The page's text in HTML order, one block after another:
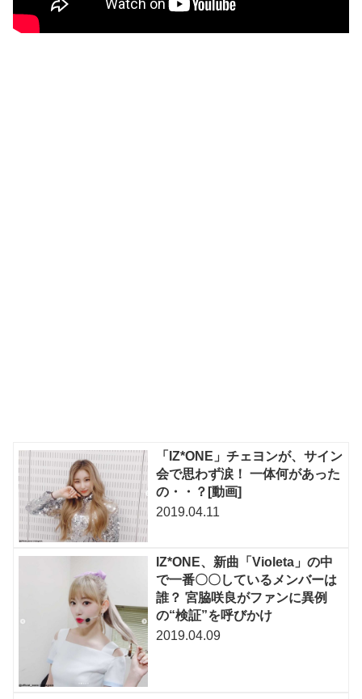
「IZ*ONE」チェヨンが、サイン
会で思わず涙！ 一体何があった
の・・？[動画]
2019.04.11
IZ*ONE、新曲「Violeta」の中
で一番〇〇しているメンバーは
誰？ 宮脇咲良がファンに異例
の“検証”を呼びかけ
2019.04.09